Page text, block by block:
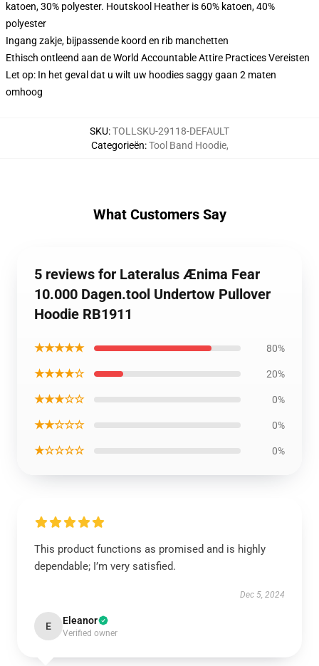
katoen, 30% polyester. Houtskool Heather is 60% katoen, 40%
polyester
Ingang zakje, bijpassende koord en rib manchetten
Ethisch ontleend aan de World Accountable Attire Practices Vereisten
Let op: In het geval dat u wilt uw hoodies saggy gaan 2 maten
omhoog
SKU:TOLLSKU-29118-DEFAULT
Categorieën:Tool Band Hoodie,
What Customers Say
5 reviews for Lateralus Ænima Fear
10.000 Dagen.tool Undertow Pullover
Hoodie RB1911
★★★★★ 80%
★★★★☆ 20%
★★★☆☆ 0%
★★☆☆☆ 0%
★☆☆☆☆ 0%
This product functions as promised and is highly
dependable; I’m very satisfied.
Dec 5, 2024
E Eleanor
Verified owner